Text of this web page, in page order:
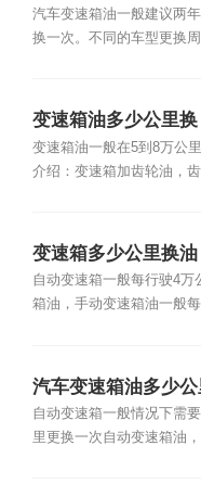
汽车变速箱油一般建议两
换一次。不同的车型更换周
变速箱油多少公里换
变速箱油一般在5到8万公
介绍：变速箱加齿轮油，齿
变速箱多少公里换油
自动变速箱一般每行驶4万
箱油，手动变速箱油一般
汽车变速箱油多少公
自动变速箱一般情况下需
里更换一次自动变速箱油